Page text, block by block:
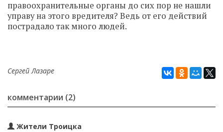
правоохранительные органы до сих пор не нашли
управу на этого вредителя? Ведь от его действий
пострадало так много людей.
Сергей Лазаре
комментарии (2)
Жители Троицка